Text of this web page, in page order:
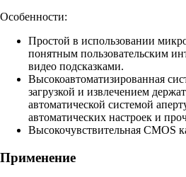
Особенности:
Простой в использовании
понятным пользовательским
видео подсказками.
Высокоавтоматизированная
загрузкой и извлечением
автоматической системой
автоматических настроек и
Высокочувствительная CMOS
Применение